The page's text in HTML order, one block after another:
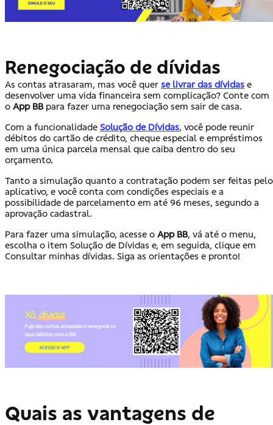
Renegociação de dívidas
As contas atrasaram, mas você quer se livrar das dívidas e
desenvolver uma vida financeira sem complicação? Conte com
o App BBpara fazer uma renegociação sem sair de casa.
Com a funcionalidade Solução de Dívidas, você pode reunir
débitos do cartão de crédito, cheque especial e empréstimos
em uma única parcela mensal que caiba dentro do seu
orçamento.
Tanto a simulação quanto a contratação podem ser feitas pelo
aplicativo, e você conta com condições especiais e a
possibilidade de parcelamento em até 96 meses, segundo a
aprovação cadastral.
Para fazer uma simulação, acesse o App BB, vá até o menu,
escolha o item Solução de Dívidas e, em seguida, clique em
Consultar minhas dívidas. Siga as orientações e pronto!
Quais as vantagens de